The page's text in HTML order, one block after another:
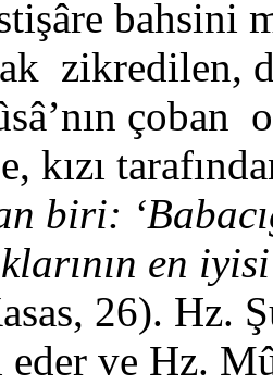
bahsini
zikredilen,
çoban
kızı
biri:
en
26). Hz.
ve Hz.